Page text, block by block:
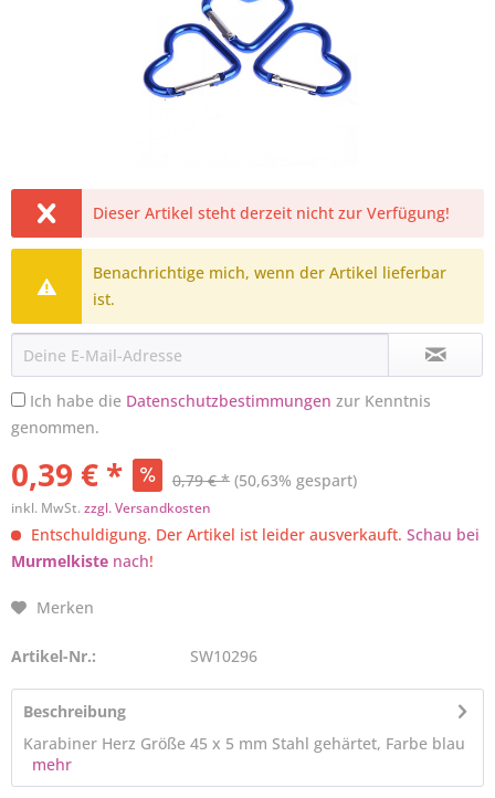
Dieser Artikel steht derzeit nicht zur Verfügung!
Benachrichtige mich, wenn der Artikel lieferbar
ist.
Ich habe die Datenschutzbestimmungen zur Kenntnis
genommen.
0,39 € * 0,79 € * (50,63% gespart)
inkl. MwSt.zzgl. Versandkosten
Entschuldigung. Der Artikel ist leider ausverkauft. Schau bei
Murmelkiste nach!
Merken
Artikel-Nr.: SW10296
Beschreibung
Karabiner Herz Größe 45 x 5 mm Stahl gehärtet, Farbe blau
mehr